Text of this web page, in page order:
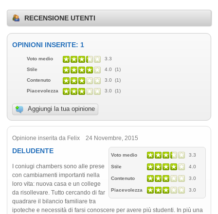
RECENSIONE UTENTI
OPINIONI INSERITE: 1
Voto medio
3.3
Stile
4.0 (1)
Contenuto
3.0 (1)
Piacevolezza
3.0 (1)
Aggiungi la tua opinione
Opinione inserita da Felix 24 Novembre, 2015
Voto medio 3.3
Stile 4.0
Contenuto 3.0
Piacevolezza 3.0
DELUDENTE
I coniugi chambers sono alle prese
con cambiamenti importanti nella
loro vita: nuova casa e un college
da risollevare. Tutto cercando di far
quadrare il bilancio familiare tra
ipoteche e necessità di farsi conoscere per avere più studenti. In più una